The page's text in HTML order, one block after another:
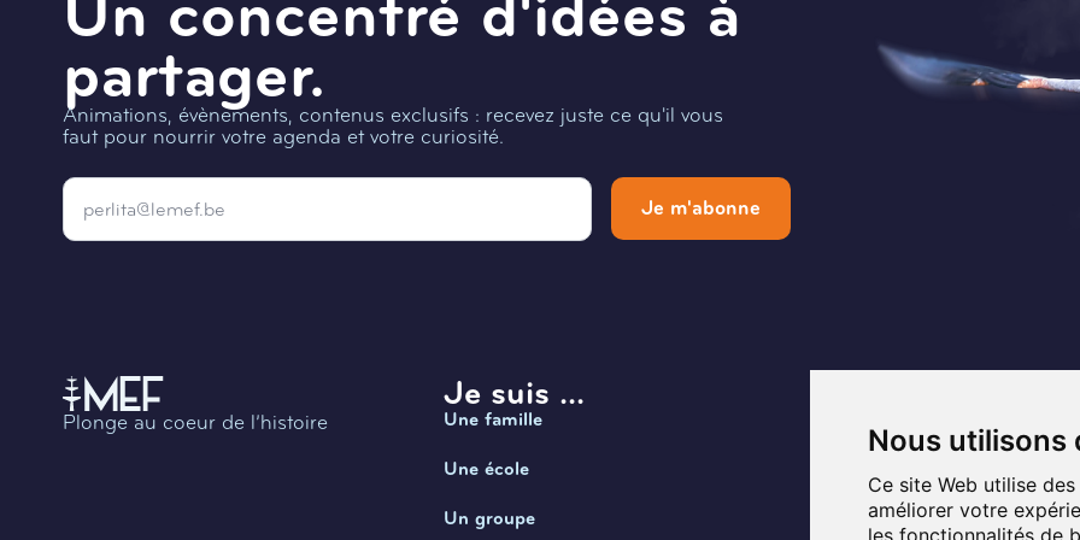
Nous utilisons
Ce site Web utilise
améliorer votre
les fonctionnalités de
partager.
Animations, évènements, contenus exclusifs : recevez juste ce qu'il vous
faut pour nourrir votre agenda et votre curiosité.
Email
Je m'abonne
Plonge au coeur de l’histoire
Je suis ...
Une famille
Une école
Un groupe Planifier ma visite